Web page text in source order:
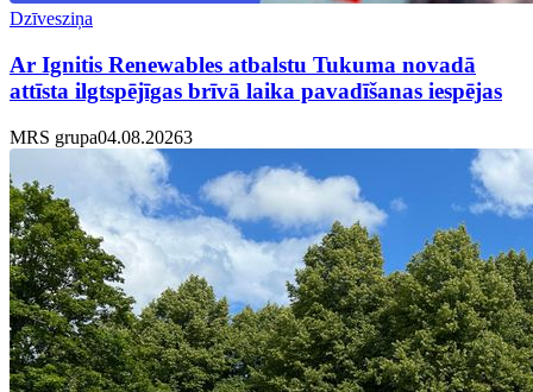
Dzīvesziņa
Ar Ignitis Renewables atbalstu Tukuma novadā
attīsta ilgtspējīgas brīvā laika pavadīšanas iespējas
MRS grupa04.08.20263